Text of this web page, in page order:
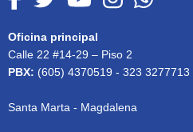
Oficina principal
Calle 22 #14-29 – Piso 2
PBX: (605) 4370519 - 323 3277713
Santa Marta - Magdalena